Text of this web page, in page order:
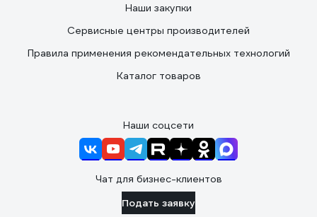
Наши закупки
Сервисные центры производителей
Правила применения рекомендательных технологий
Каталог товаров
Наши соцсети
Чат для бизнес-клиентов
Подать заявку